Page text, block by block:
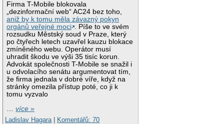
Firma T-Mobile blokovala
„dezinformační web“ AC24 bez toho,
aniž by k tomu měla závazný pokyn
orgánů veřejné moci . Píše to ve svém
rozsudku Městský soud v Praze, který
po čtyřech letech uzavřel kauzu blokace
zmíněného webu. Operátor musí
uhradit škodu ve výši 35 tisíc korun.
Advokát společnosti T-Mobile se snažil i
u odvolacího senátu argumentovat tím,
že firma jednala v dobré víře, když na
stránky omezila přístup poté, co ji k
tomu vyzvalo
…více »
Ladislav Hagara | Komentářů: 70